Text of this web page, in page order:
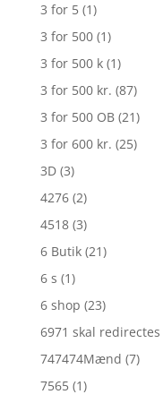
3 for 5 (1)
3 for 500 (1)
3 for 500 k (1)
3 for 500 kr. (87)
3 for 500 OB (21)
3 for 600 kr. (25)
3D (3)
4276 (2)
4518 (3)
6 Butik (21)
6 s (1)
6 shop (23)
6971 skal redirectes
747474Mænd (7)
7565 (1)